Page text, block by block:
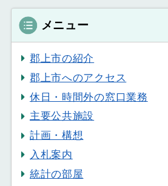
メニュー
郡上市の紹介
郡上市へのアクセス
休日・時間外の窓口業務
主要公共施設
計画・構想
入札案内
統計の部屋